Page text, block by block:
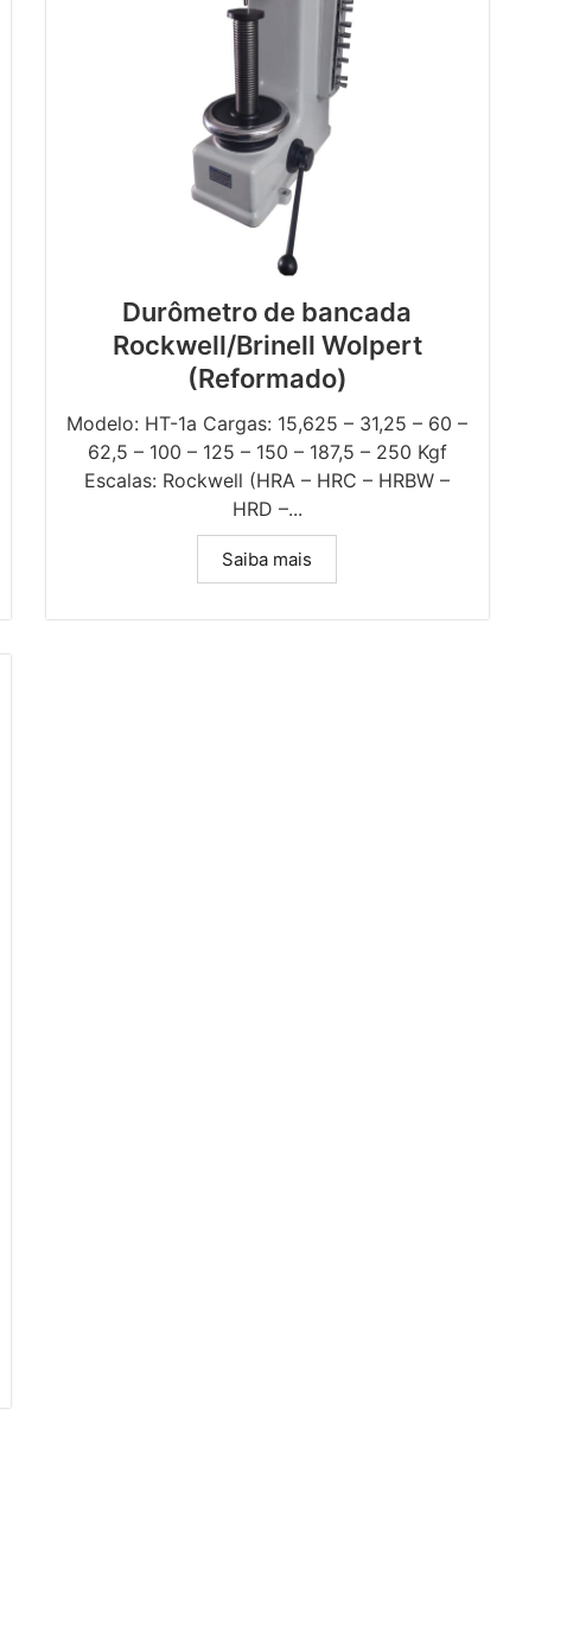
Durômetro de bancada
Rockwell/Brinell Wolpert
(Reformado)
Modelo: HT-1a Cargas: 15,625 – 31,25 – 60 –
62,5 – 100 – 125 – 150 – 187,5 – 250 Kgf
Escalas: Rockwell (HRA – HRC – HRBW –
HRD –...
Saiba mais